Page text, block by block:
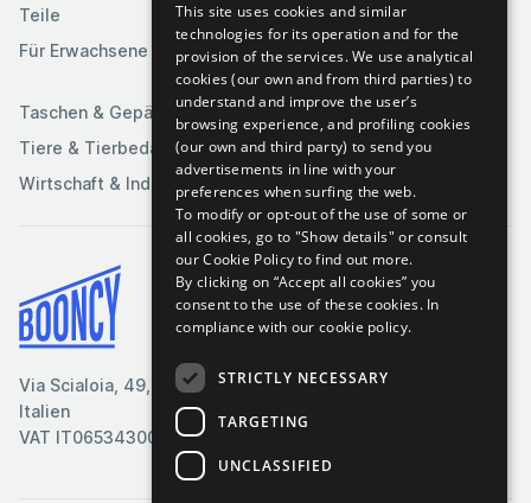
Teile
Für Erwachsene
Medien
Spielzeuge &
Spiele
Sportartikel
Taschen & Gepäck
Tiere & Tierbedarf
Wirtschaft & Industrie
Via Scialoia, 49, Florenz,
Italien
VAT IT06534300485
Bedingungen & Konditionen
Cookie-Richtlinie
Datenschutzrichtlinie
This site uses cookies and similar
technologies for its operation and for the
provision of the services. We use analytical
cookies (our own and from third parties) to
understand and improve the user’s
browsing experience, and profiling cookies
(our own and third party) to send you
advertisements in line with your
preferences when surfing the web.
To modify or opt-out of the use of some or
all cookies, go to "Show details" or consult
our Cookie Policy to find out more.
By clicking on “Accept all cookies” you
consent to the use of these cookies. In
compliance with our cookie policy.
STRICTLY NECESSARY
TARGETING
UNCLASSIFIED